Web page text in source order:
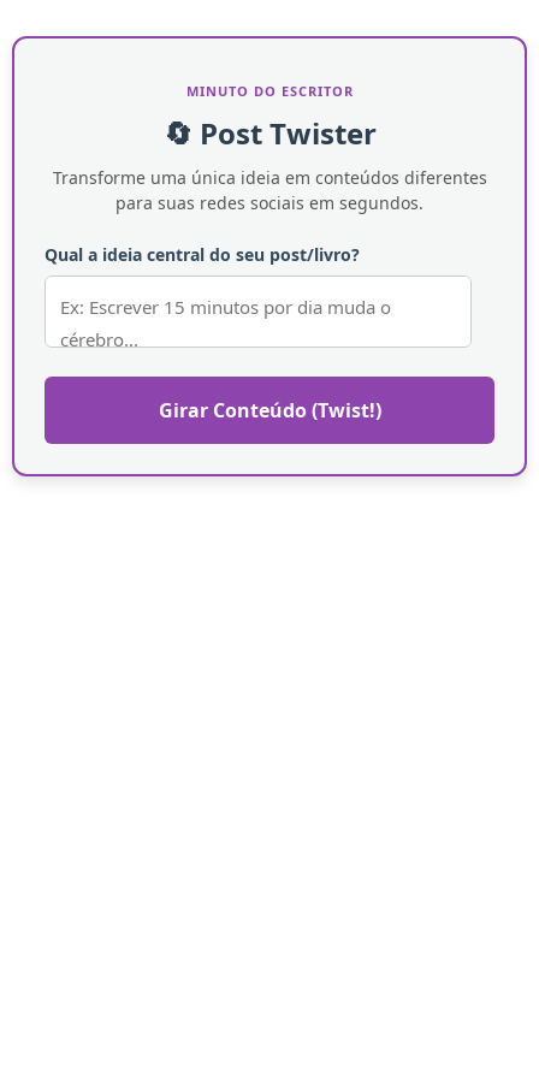
MINUTO DO ESCRITOR
🔄 Post Twister
Transforme uma única ideia em conteúdos diferentes
para suas redes sociais em segundos.
Qual a ideia central do seu post/livro?
Girar Conteúdo (Twist!)